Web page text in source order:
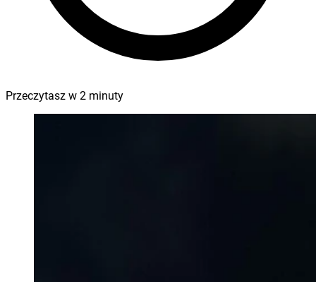
Przeczytasz w 2 minuty